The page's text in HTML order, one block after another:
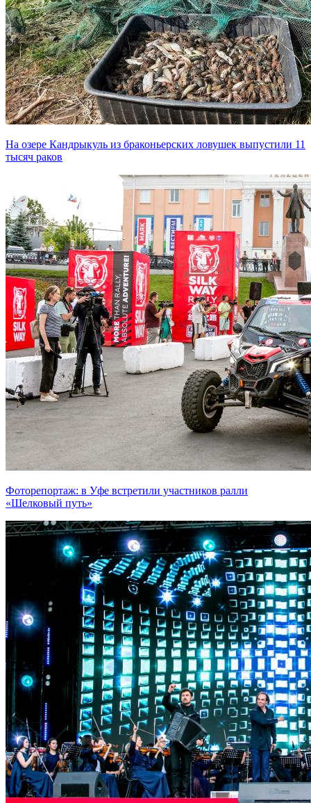
На озере Кандрыкуль из браконьерских ловушек выпустили 11
тысяч раков
Фоторепортаж: в Уфе встретили участников ралли
«Шелковый путь»